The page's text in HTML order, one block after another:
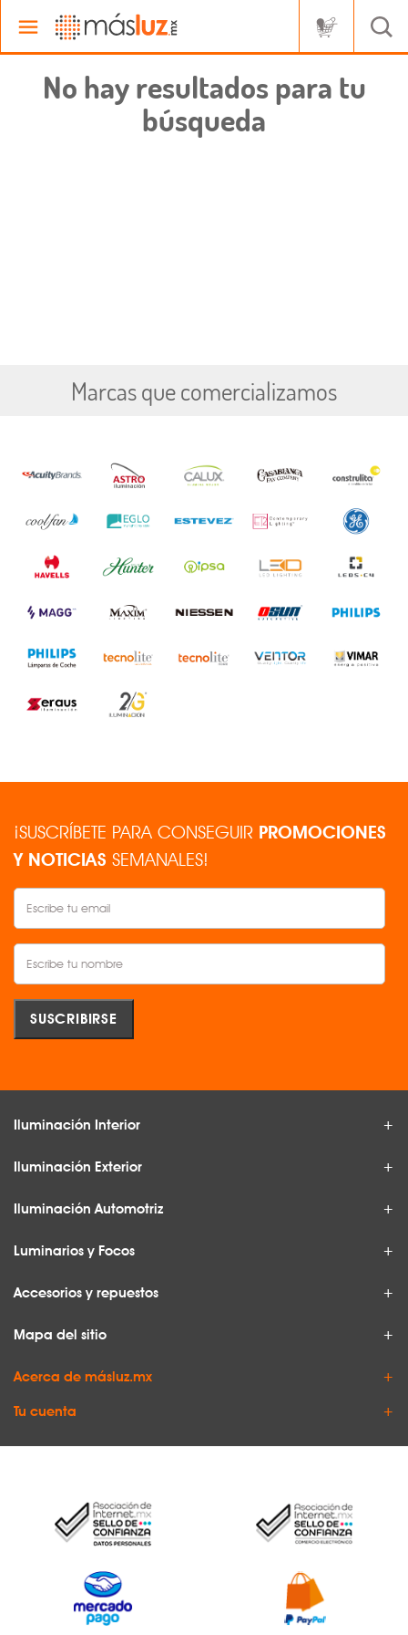
No hay resultados para tu
búsqueda
Marcas que comercializamos
¡SUSCRÍBETE PARA CONSEGUIR PROMOCIONES
Y NOTICIAS SEMANALES!
Iluminación Interior
Iluminación Exterior
Iluminación Automotriz
Luminarios y Focos
Accesorios y repuestos
Mapa del sitio
Acerca de másluz.mx
Tu cuenta